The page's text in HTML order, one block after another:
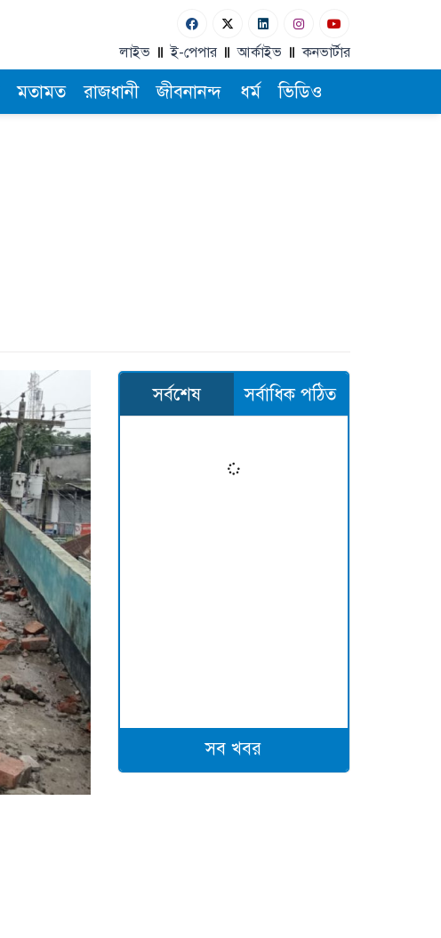
লাইভ ই-পেপার আর্কাইভ কনভার্টার
মতামত রাজধানী জীবনানন্দ ধর্ম ভিডিও
সর্বশেষ সর্বাধিক পঠিত
সব খবর